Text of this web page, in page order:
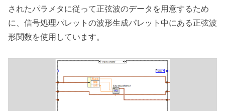
されたパラメタに従って正弦波のデータを用意するため
に、信号処理パレットの波形生成パレット中にある正弦波
形関数を使用しています。